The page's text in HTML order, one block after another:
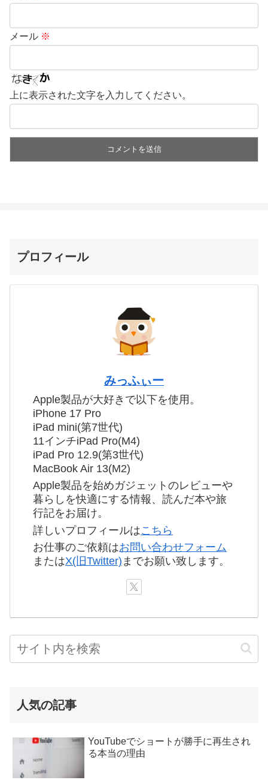
メール ※
上に表示された文字を入力してください。
プロフィール
みっふぃー
Apple製品が大好きで以下を使用。
iPhone 17 Pro
iPad mini(第7世代)
11インチiPad Pro(M4)
iPad Pro 12.9(第3世代)
MacBook Air 13(M2)
Apple製品を始めガジェットのレビューや
暮らしを快適にする情報、読んだ本や旅
行記をお届け。
詳しいプロフィールはこちら
お仕事のご依頼はお問い合わせフォーム
またはX(旧Twitter) までお願い致します。
人気の記事
YouTubeでショートが勝手に再生され
る本当の理由